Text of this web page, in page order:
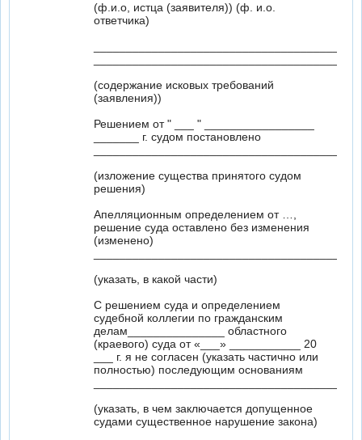
(ф.и.о, истца (заявителя)) (ф. и.о.
ответчика)
(содержание исковых требований
(заявления))
Решением от " ___ " _________________
_______ г. судом постановлено
(изложение существа принятого судом
решения)
Апелляционным определением от …,
решение суда оставлено без изменения
(изменено)
(указать, в какой части)
С решением суда и определением
судебной коллегии по гражданским
делам_______________ областного
(краевого) суда от «___» ___________ 20
___ г. я не согласен (указать частично или
полностью) последующим основаниям
(указать, в чем заключается допущенное
судами существенное нарушение закона)